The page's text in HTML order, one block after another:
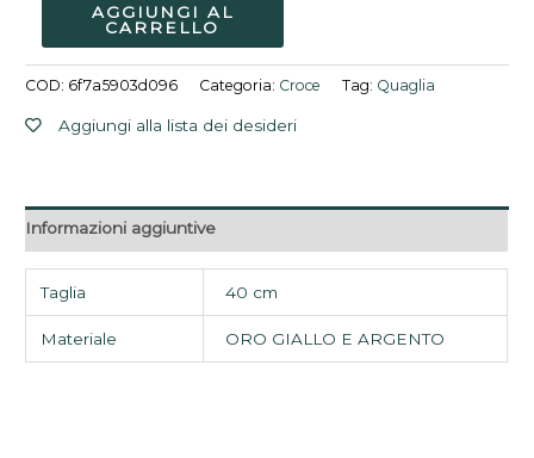
AGGIUNGI AL
CARRELLO
COD: 6f7a5903d096 Categoria: Croce Tag: Quaglia
Aggiungi alla lista dei desideri
Informazioni aggiuntive
Taglia 40 cm
Materiale ORO GIALLO E ARGENTO